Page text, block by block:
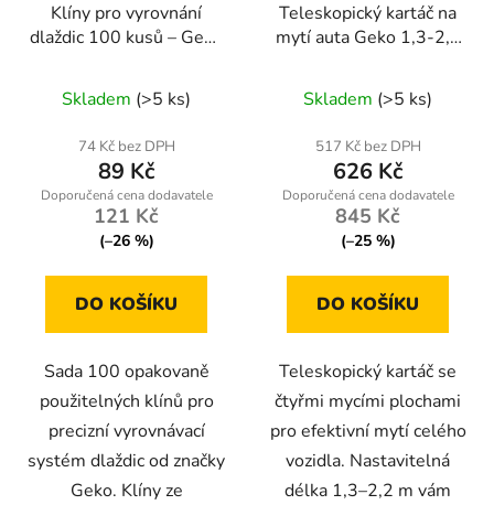
Klíny pro vyrovnání
dlaždic 100 kusů – Geko
Skladem (>5 ks)
74 Kč bez DPH
89 Kč
121 Kč
(–26 %)
DO KOŠÍKU
Sada 100 opakovaně
použitelných klínů pro
precizní vyrovnávací
systém dlaždic od značky
Geko. Klíny ze
Teleskopický kartáč na
mytí auta Geko 1,3-2,2
plochami
Skladem (>5 ks)
517 Kč bez DPH
626 Kč
845 Kč
(–25 %)
DO KOŠÍKU
Teleskopický kartáč se
čtyřmi mycími plochami
pro efektivní mytí celého
vozidla. Nastavitelná
délka 1,3–2,2 m vám